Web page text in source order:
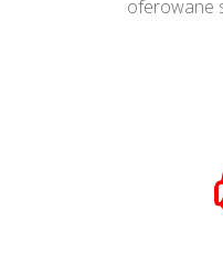
oferowane